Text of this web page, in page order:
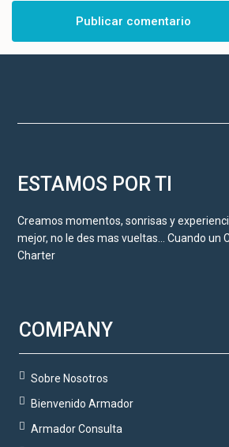
ESTAMOS POR TI
Creamos momentos, sonrisas y
mejor, no le des mas vueltas… Cuando un
Charter
COMPANY
Sobre Nosotros
Bienvenido Armador
Armador Consulta